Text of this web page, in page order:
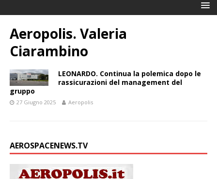
Aeropolis. Valeria
Ciarambino
LEONARDO. Continua la polemica dopo le
rassicurazioni del management del
gruppo
27 Giugno 2025 Aeropolis
AEROSPACENEWS.TV